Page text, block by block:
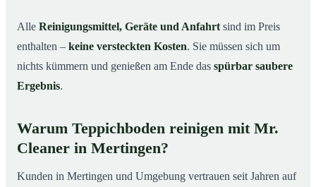
Alle Reinigungsmittel, Geräte und Anfahrt sind im Preis
enthalten – keine versteckten Kosten. Sie müssen sich um
nichts kümmern und genießen am Ende das spürbar saubere
Ergebnis.
Warum Teppichboden reinigen mit Mr.
Cleaner in Mertingen?
Kunden in Mertingen und Umgebung vertrauen seit Jahren auf